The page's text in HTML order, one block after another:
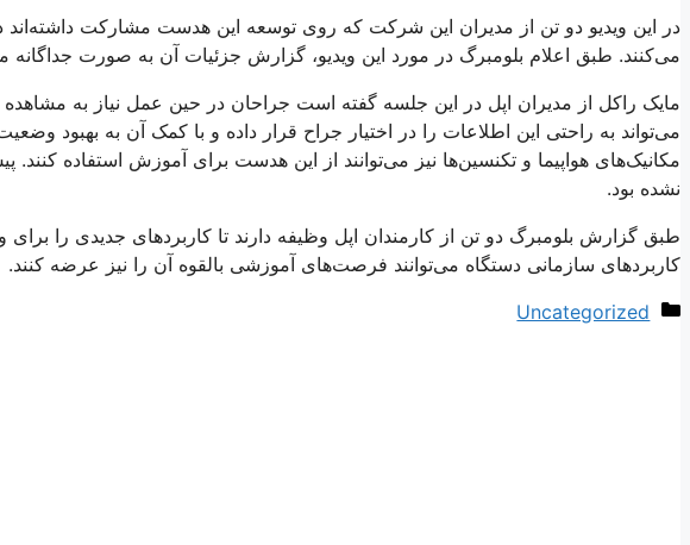
در این ویدیو دو تن از مدیران این شرکت که روی توسعه این هدست مشارکت داشته‌اند
می‌کنند. طبق اعلام بلومبرگ در مورد این ویدیو، گزارش جزئیات آن به صورت
مایک راکل از مدیران اپل در این جلسه گفته است جراحان در حین عمل نیاز به مشاهده
می‌تواند به راحتی این اطلاعات را در اختیار جراح قرار داده و با کمک آن به بهبود
مکانیک‌های هواپیما و تکنسین‌ها نیز می‌توانند از این هدست برای آموزش استفاده کنند.
نشده بود.
طبق گزارش بلومبرگ دو تن از کارمندان اپل وظیفه دارند تا کاربردهای جدیدی را برای
کاربردهای سازمانی دستگاه می‌توانند فرصت‌های آموزشی بالقوه آن را نیز عرضه کنند.
دسته‌ها
Uncategorized